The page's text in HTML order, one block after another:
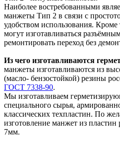
Наиболее востребованными
манжеты Тип 2 в связи с
удобством использования.
могут изготавливаться
ремонтировать переход без
Из чего изготавливаются
манжеты изготавливаются из
(масло- бензостойкой) резины
ГОСТ 7338-90.
Мы изготавливаем
специального сырья,
классических техпластин. По
изготовление манжет из
7мм.